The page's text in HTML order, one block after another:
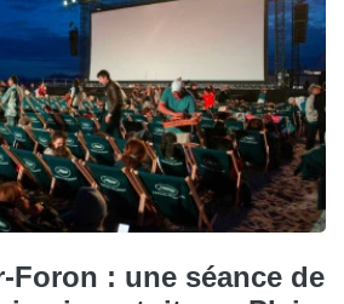
Foron : une séance de